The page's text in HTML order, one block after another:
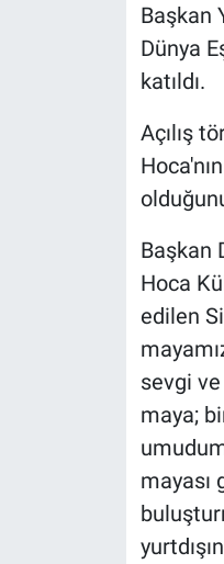
Başkan
Dünya
katıldı.
Açılış
Başkan
Hoca
edilen
sevgi
maya;
mayası